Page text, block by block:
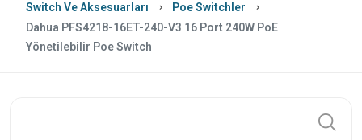
Switch Ve Aksesuarları
Poe Switchler
Dahua PFS4218-16ET-240-V3 16 Port 240W PoE
Yönetilebilir Poe Switch